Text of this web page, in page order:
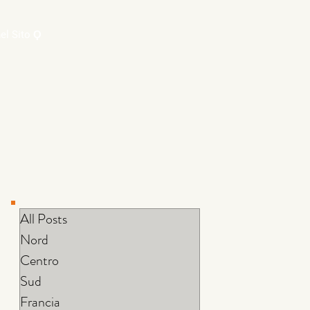
All Posts
Nord
Centro
Sud
Francia